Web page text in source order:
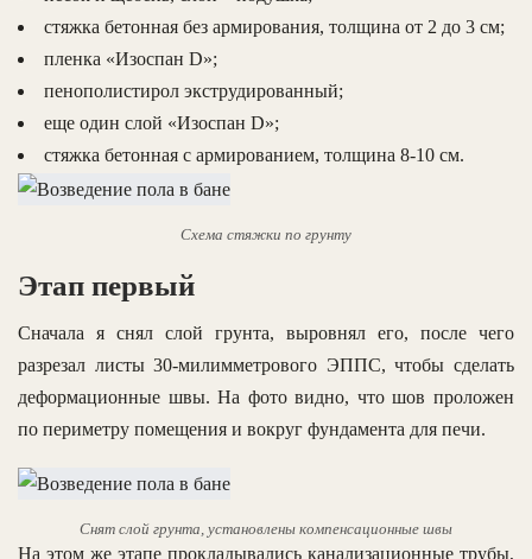
стяжка бетонная без армирования, толщина от 2 до 3 см;
пленка «Изоспан D»;
пенополистирол экструдированный;
еще один слой «Изоспан D»;
стяжка бетонная с армированием, толщина 8-10 см.
Схема стяжки по грунту
Этап первый
Сначала я снял слой грунта, выровнял его, после чего
разрезал листы 30-милимметрового ЭППС, чтобы сделать
деформационные швы. На фото видно, что шов проложен
по периметру помещения и вокруг фундамента для печи.
Снят слой грунта, установлены компенсационные швы
На этом же этапе прокладывались канализационные трубы,